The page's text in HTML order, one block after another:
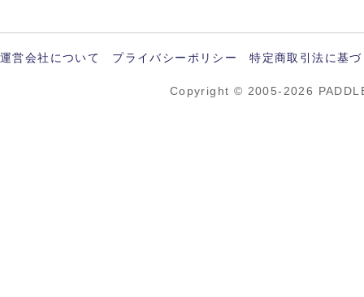
運営会社について プライバシーポリシー 特定商取引法に基
Copyright © 2005-2026